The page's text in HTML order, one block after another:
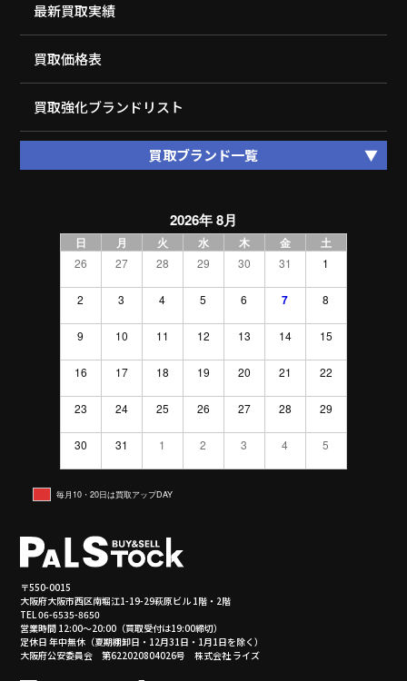
最新買取実績
買取価格表
買取強化ブランドリスト
買取ブランド一覧
2026年 8月
日 月 火 水 木 金 土
26 27 28 29 30 31 1
2 3 4 5 6 7 8
9 10 11 12 13 14 15
16 17 18 19 20 21 22
23 24 25 26 27 28 29
30 31 1 2 3 4 5
毎月10・20日は買取アップDAY
〒550-0015
大阪府大阪市西区南堀江1-19-29萩原ビル 1階・2階
TEL 06-6535-8650
営業時間 12:00～20:00（買取受付は19:00締切）
定休日 年中無休（夏期棚卸日・12月31日・1月1日を除く）
大阪府公安委員会 第622020804026号 株式会社 ライズ